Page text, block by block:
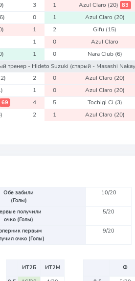
3 1 Azul Claro (20) 83
0 1 Azul Claro (20)
1 2 Gifu (15)
1 0 Azul Claro
1 0 Nara Club (6)
тренер - Hideto Suzuki (старый - Masashi
2 0 Azul Claro (20)
1 0 Azul Claro (20)
69 4 5 Tochigi Ci (3)
2 1 Azul Claro (20)
Обе забили
(Голы)
10/20
получили
очко (Голы)
5/20
первым
очко (Голы)
9/20
ИТ2Б
ИТ2М
Ф